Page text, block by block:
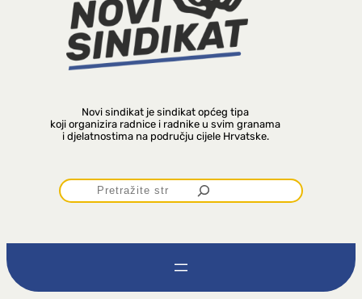
Novi sindikat je sindikat općeg tipa
koji organizira radnice i radnike u svim granama
i djelatnostima na području cijele Hrvatske.
P
r